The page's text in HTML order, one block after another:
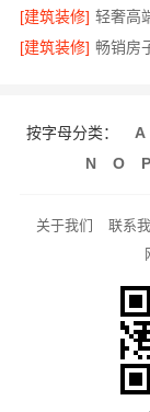
[建筑装修] 轻奢高
[建筑装修]
按字母分类： A
N
O P
关于我们 联系